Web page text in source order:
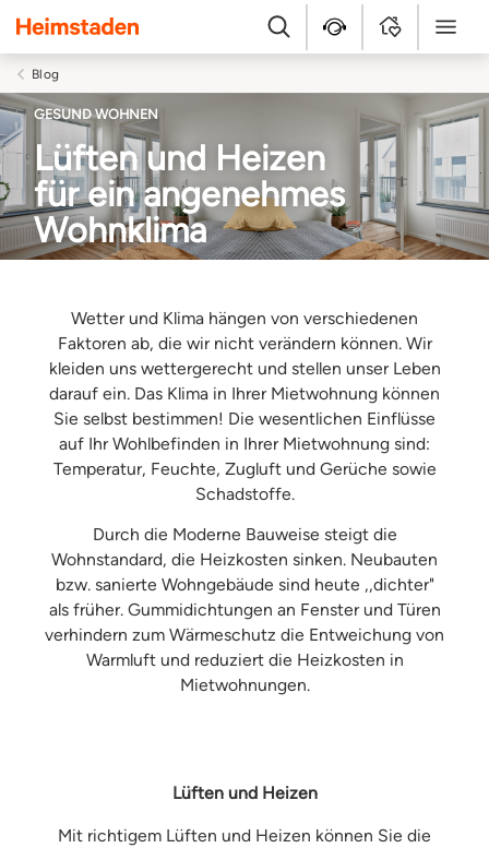
Heimstaden
Suche Kundenservice
MyHomeMenü
Blog
GESUND WOHNEN
Lüften und Heizen
für ein angenehmes
Wohnklima
Wetter und Klima hängen von verschiedenen
Faktoren ab, die wir nicht verändern können. Wir
kleiden uns wettergerecht und stellen unser Leben
darauf ein. Das Klima in Ihrer Mietwohnung können
Sie selbst bestimmen! Die wesentlichen Einflüsse
auf Ihr Wohlbefinden in Ihrer Mietwohnung sind:
Temperatur, Feuchte, Zugluft und Gerüche sowie
Schadstoffe.
Durch die Moderne Bauweise steigt die
Wohnstandard, die Heizkosten sinken. Neubauten
bzw. sanierte Wohngebäude sind heute ,,dichter"
als früher. Gummidichtungen an Fenster und Türen
verhindern zum Wärmeschutz die Entweichung von
Warmluft und reduziert die Heizkosten in
Mietwohnungen.
Lüften und Heizen
Mit richtigem Lüften und Heizen können Sie die